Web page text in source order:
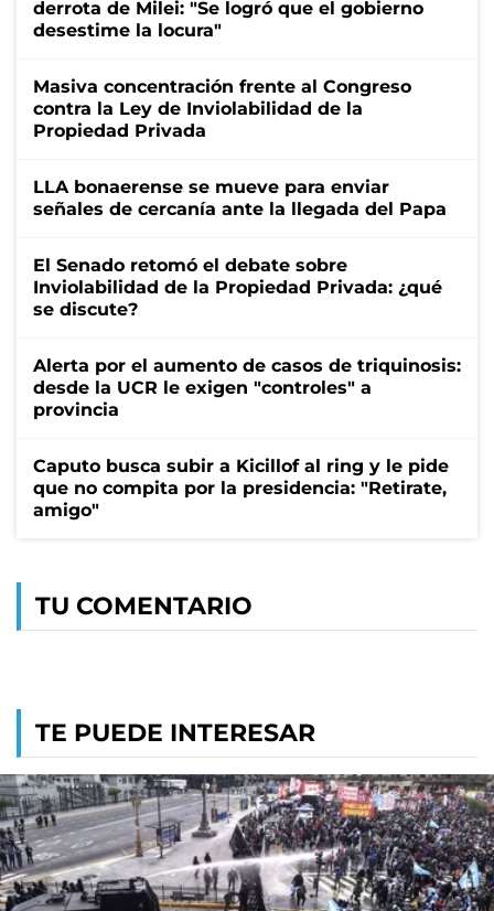
derrota de Milei: "Se logró que el gobierno
desestime la locura"
Masiva concentración frente al Congreso
contra la Ley de Inviolabilidad de la
Propiedad Privada
LLA bonaerense se mueve para enviar
señales de cercanía ante la llegada del Papa
El Senado retomó el debate sobre
Inviolabilidad de la Propiedad Privada: ¿qué
se discute?
Alerta por el aumento de casos de triquinosis:
desde la UCR le exigen "controles" a
provincia
Caputo busca subir a Kicillof al ring y le pide
que no compita por la presidencia: "Retirate,
amigo"
TU COMENTARIO
TE PUEDE INTERESAR